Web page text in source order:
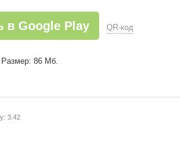
в Google Play QR-код
Размер: 86 Мб.
3.42